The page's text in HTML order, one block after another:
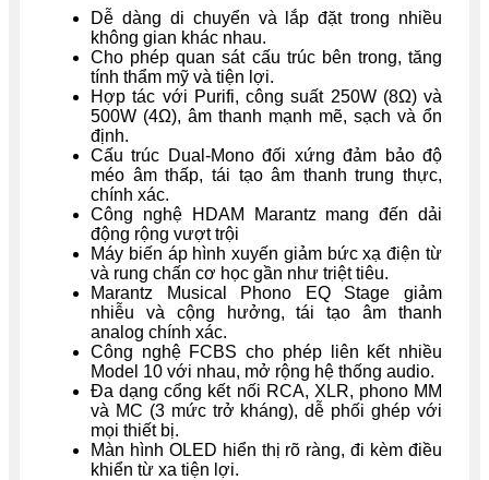
Dễ dàng di chuyển và lắp đặt trong nhiều
không gian khác nhau.
Cho phép quan sát cấu trúc bên trong, tăng
tính thẩm mỹ và tiện lợi.
Hợp tác với Purifi, công suất 250W (8Ω) và
500W (4Ω), âm thanh mạnh mẽ, sạch và ổn
định.
Cấu trúc Dual-Mono đối xứng đảm bảo độ
méo âm thấp, tái tạo âm thanh trung thực,
chính xác.
Công nghệ HDAM Marantz mang đến dải
động rộng vượt trội
Máy biến áp hình xuyến giảm bức xạ điện từ
và rung chấn cơ học gần như triệt tiêu.
Marantz Musical Phono EQ Stage giảm
nhiễu và cộng hưởng, tái tạo âm thanh
analog chính xác.
Công nghệ FCBS cho phép liên kết nhiều
Model 10 với nhau, mở rộng hệ thống audio.
Đa dạng cổng kết nối RCA, XLR, phono MM
và MC (3 mức trở kháng), dễ phối ghép với
mọi thiết bị.
Màn hình OLED hiển thị rõ ràng, đi kèm điều
khiển từ xa tiện lợi.